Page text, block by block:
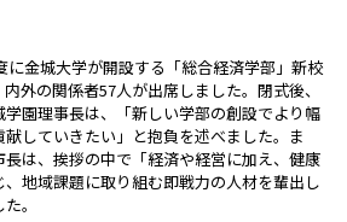
に金城大学が開設する「総合経済学部」新校
外の関係者57人が出席しました。閉式後、
園理事長は、「新しい学部の創設でより幅
していきたい」と抱負を述べました。ま
は、挨拶の中で「経済や経営に加え、健康
地域課題に取り組む即戦力の人材を輩出し
。